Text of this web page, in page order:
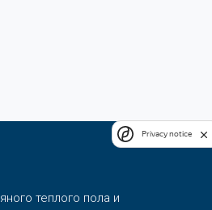
теплого пола и
Privacy notice